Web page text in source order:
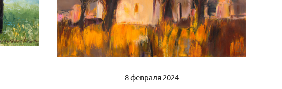
8 февраля 2024